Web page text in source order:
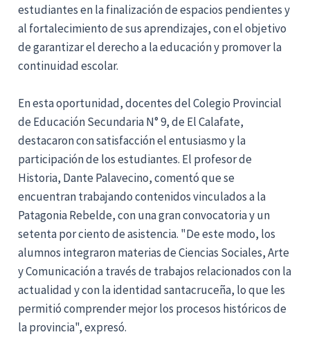
estudiantes en la finalización de espacios pendientes y
al fortalecimiento de sus aprendizajes, con el objetivo
de garantizar el derecho a la educación y promover la
continuidad escolar.
En esta oportunidad, docentes del Colegio Provincial
de Educación Secundaria N° 9, de El Calafate,
destacaron con satisfacción el entusiasmo y la
participación de los estudiantes. El profesor de
Historia, Dante Palavecino, comentó que se
encuentran trabajando contenidos vinculados a la
Patagonia Rebelde, con una gran convocatoria y un
setenta por ciento de asistencia. "De este modo, los
alumnos integraron materias de Ciencias Sociales, Arte
y Comunicación a través de trabajos relacionados con la
actualidad y con la identidad santacruceña, lo que les
permitió comprender mejor los procesos históricos de
la provincia", expresó.